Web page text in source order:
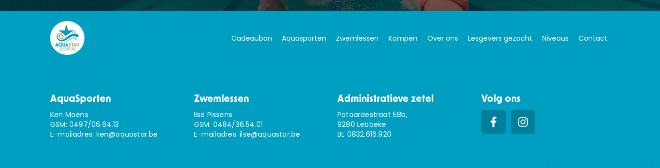
Cadeaubon Aquasporten Zwemlessen Kampen Over ons Lesgevers gezocht Niveaus Contact
AquaSporten
Ken Moens
GSM: 0497/06.64.13
E-mailadres: ken@aquastar.be
Zwemlessen
Ilse Pissens
GSM: 0484/36.54.01
E-mailadres:ilse@aquastar.be
Administratieve zetel
Potaardestraat 58b,
9280 Lebbeke
BE 0832.616.920
Volg ons